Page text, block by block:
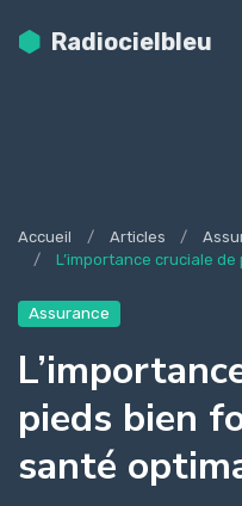
Radiocielbleu
Accueil Articles
L’importance cruciale
Assurance
pieds bien
santé